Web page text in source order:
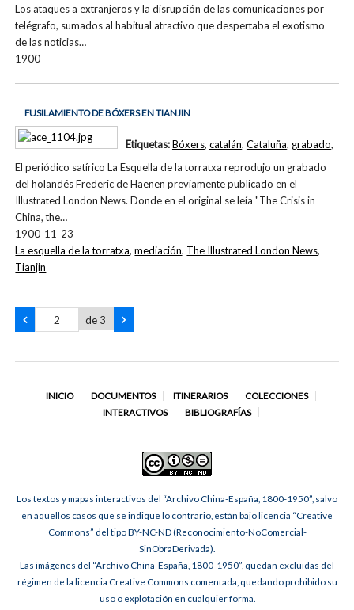
Los ataques a extranjeros y la disrupción de las comunicaciones por
telégrafo, sumados al habitual atractivo que despertaba el exotismo
de las noticias…
1900
FUSILAMIENTO DE BÓXERS EN TIANJIN
El periódico satírico La Esquella de la torratxa reprodujo un grabado
del holandés Frederic de Haenen previamente publicado en el
Illustrated London News. Donde en el original se leía "The Crisis in
China, the…
1900-11-23
Etiquetas:Bóxers, catalán, Cataluña, grabado,
La esquella de la torratxa,mediación, The Illustrated London News,
Tianjin
de 3
INICIO DOCUMENTOS ITINERARIOS
COLECCIONES
INTERACTIVOS
BIBLIOGRAFÍAS
Los textos y mapas interactivos del “Archivo China-España, 1800-1950”, salvo
en aquellos casos que se indique lo contrario, están bajo licencia “Creative
Commons” del tipo BY-NC-ND (Reconocimiento-NoComercial-
SinObraDerivada).
Las imágenes del “Archivo China-España, 1800-1950”, quedan excluidas del
régimen de la licencia Creative Commons comentada, quedando prohibido su
uso o explotación en cualquier forma.